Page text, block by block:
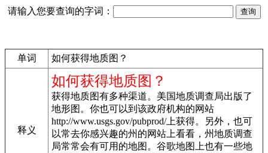
请输入您要查询的字词：
单词 如何获得地质图？
释义
如何获得地质图？
获得地质图有多种渠道。美国地质调查局出版了
地形图。你也可以到该政府机构的网站
http://www.usgs.gov/pubprod/上获得。另外，也可
以常去你感兴趣的州的网站上看看，州地质调查
局常常会有可用的地图。谷歌地图上也有一些地